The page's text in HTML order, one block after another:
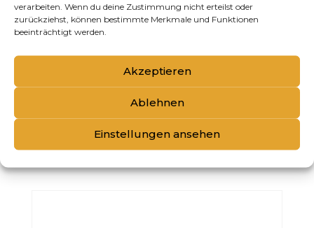
verarbeiten. Wenn du deine Zustimmung nicht erteilst oder
zurückziehst, können bestimmte Merkmale und Funktionen
beeinträchtigt werden.
Akzeptieren
Ablehnen
Einstellungen ansehen
KERASILK RECONSTRUCT CONDITIONER
200ML